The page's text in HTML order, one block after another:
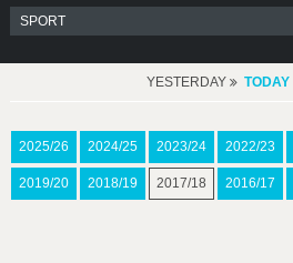
YESTERDAY TODAY
2025/26 2024/25 2023/24 2022/23
2019/20 2018/19 2017/18 2016/17